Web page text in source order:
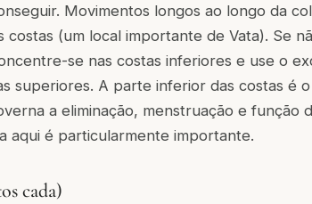
Movimentos longos ao longo da
costas (um local importante de Vata). Se
se nas costas inferiores e use o
superiores. A parte inferior das costas é
a eliminação, menstruação e função
aqui é particularmente importante.
cada)